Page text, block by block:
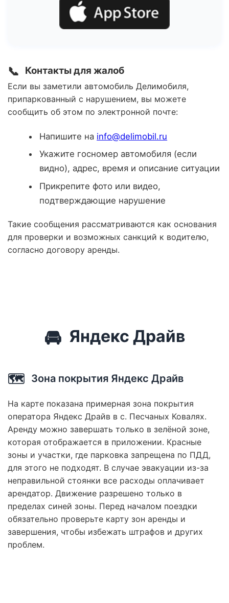
📞 Контакты для жалоб
Если вы заметили автомобиль Делимобиля,
припаркованный с нарушением, вы можете
сообщить об этом по электронной почте:
Напишите на info@delimobil.ru
Укажите госномер автомобиля (если
видно), адрес, время и описание ситуации
Прикрепите фото или видео,
подтверждающие нарушение
Такие сообщения рассматриваются как основания
для проверки и возможных санкций к водителю,
согласно договору аренды.
🚘 Яндекс Драйв
🗺️ Зона покрытия Яндекс Драйв
На карте показана примерная зона покрытия
оператора Яндекс Драйв в с. Песчаных Ковалях.
Аренду можно завершать только в зелёной зоне,
которая отображается в приложении. Красные
зоны и участки, где парковка запрещена по ПДД,
для этого не подходят. В случае эвакуации из-за
неправильной стоянки все расходы оплачивает
арендатор. Движение разрешено только в
пределах синей зоны. Перед началом поездки
обязательно проверьте карту зон аренды и
завершения, чтобы избежать штрафов и других
проблем.